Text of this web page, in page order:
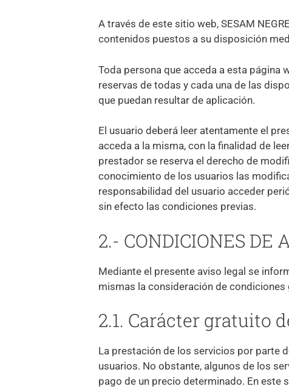
A través de este sitio web, SESAM
contenidos puestos a su disposición
Toda persona que acceda a esta página
reservas de todas y cada una de las
que puedan resultar de aplicación.
El usuario deberá leer atentamente el
acceda a la misma, con la finalidad de
prestador se reserva el derecho de
conocimiento de los usuarios las
responsabilidad del usuario acceder
sin efecto las condiciones previas.
2.- CONDICIONES DE
Mediante el presente aviso legal se
mismas la consideración de
2.1. Carácter gratuito
La prestación de los servicios por parte
usuarios. No obstante, algunos de los
pago de un precio determinado. En este